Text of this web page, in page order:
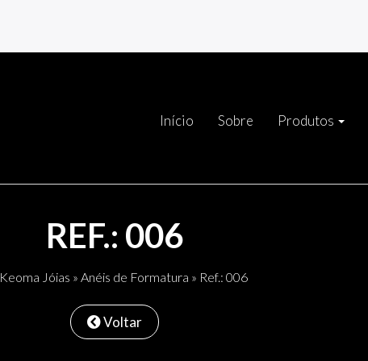
Início Sobre Produtos
REF.: 006
Keoma Jóias » Anéis de Formatura » Ref.: 006
Voltar